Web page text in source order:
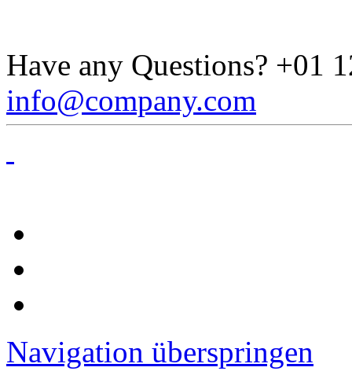
Have any Questions? +01
info@company.com
Navigation überspringen